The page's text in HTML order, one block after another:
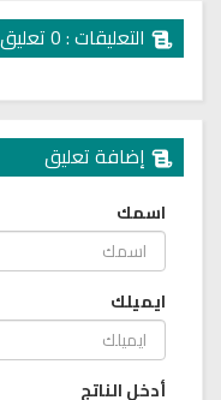
التعليقات : 0 تعليق
إضافة تعليق
اسمك
ايميلك
أدخل الناتج